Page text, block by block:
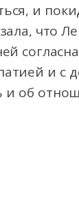
и
что
и
об